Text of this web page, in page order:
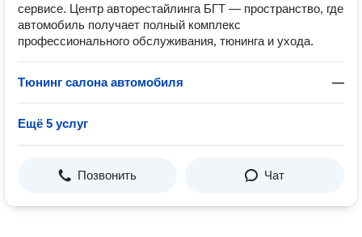
сервисе. Центр авторестайлинга БГТ — пространство, где
автомобиль получает полный комплекс
профессионального обслуживания, тюнинга и ухода.
Тюнинг салона автомобиля —
Ещё 5 услуг
Позвонить Чат